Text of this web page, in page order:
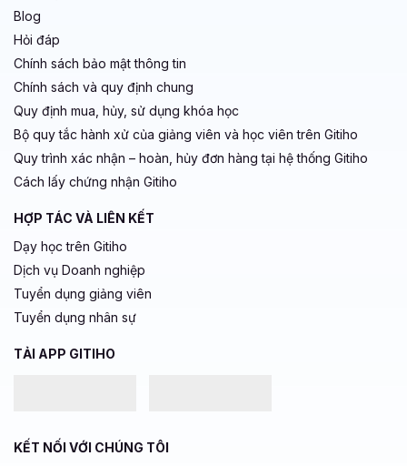
Blog
Hỏi đáp
Chính sách bảo mật thông tin
Chính sách và quy định chung
Quy định mua, hủy, sử dụng khóa học
Bộ quy tắc hành xử của giảng viên và học viên trên Gitiho
Quy trình xác nhận – hoàn, hủy đơn hàng tại hệ thống Gitiho
Cách lấy chứng nhận Gitiho
HỢP TÁC VÀ LIÊN KẾT
Dạy học trên Gitiho
Dịch vụ Doanh nghiệp
Tuyển dụng giảng viên
Tuyển dụng nhân sự
TẢI APP GITIHO
KẾT NỐI VỚI CHÚNG TÔI